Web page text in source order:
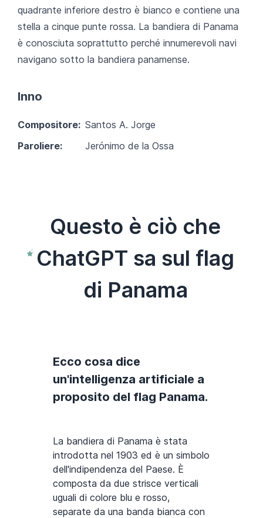
quadrante inferiore destro è bianco e contiene una
stella a cinque punte rossa. La bandiera di Panama
è conosciuta soprattutto perché innumerevoli navi
navigano sotto la bandiera panamense.
Inno
Compositore: Santos A. Jorge
Paroliere:
Jerónimo de la Ossa
Questo è ciò che
ChatGPT sa sul flag
di Panama
Ecco cosa dice
un'intelligenza artificiale a
proposito del flag Panama.
La bandiera di Panama è stata
introdotta nel 1903 ed è un simbolo
dell'indipendenza del Paese. È
composta da due strisce verticali
uguali di colore blu e rosso,
separate da una banda bianca con